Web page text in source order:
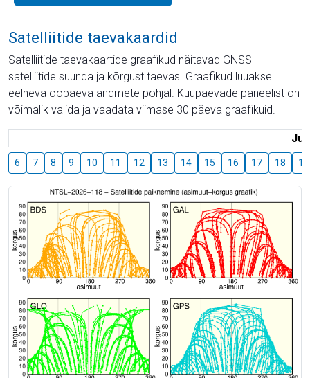
Satelliitide taevakaardid
Satelliitide taevakaartide graafikud näitavad GNSS-
satelliitide suunda ja kõrgust taevas. Graafikud luuakse
eelneva ööpäeva andmete põhjal. Kuupäevade paneelist on
võimalik valida ja vaadata viimase 30 päeva graafikuid.
6 7 8 9 10 11 12 13 14 15 16 17 18 19